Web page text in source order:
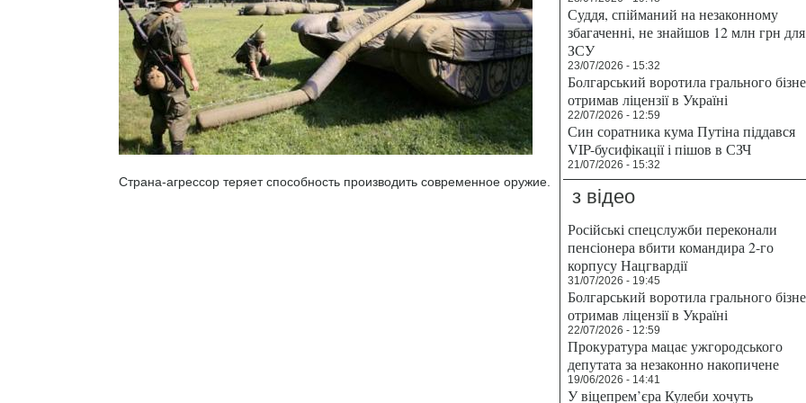
Страна-агрессор теряет способность производить современное оружие.
Суддя, спійманий на незаконному
збагаченні, не знайшов 12 млн грн для
ЗСУ
23/07/2026 - 15:32
Болгарський воротила грального
отримав ліцензії в Україні
22/07/2026 - 12:59
Син соратника кума Путіна піддався
VIP-бусифікації і пішов в СЗЧ
21/07/2026 - 15:32
з відео
Російські спецслужби переконали
пенсіонера вбити командира 2-го
корпусу Нацгвардії
31/07/2026 - 19:45
Болгарський воротила грального
отримав ліцензії в Україні
22/07/2026 - 12:59
Прокуратура мацає ужгородського
депутата за незаконно накопичене
19/06/2026 - 14:41
У віцепрем’єра Кулеби хочуть